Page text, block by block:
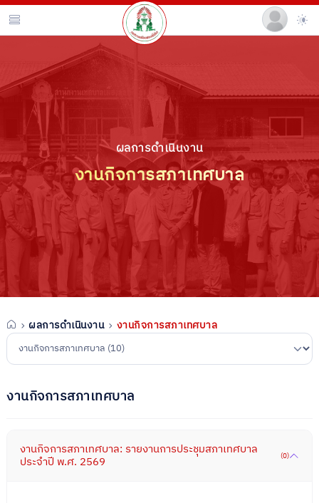
ผลการดำเนินงาน
งานกิจการสภาเทศบาล
ผลการดำเนินงาน งานกิจการสภาเทศบาล
งานกิจการสภาเทศบาล
งานกิจการสภาเทศบาล: รายงานการประชุมสภาเทศบาล
ประจำปี พ.ศ. 2569 (0)